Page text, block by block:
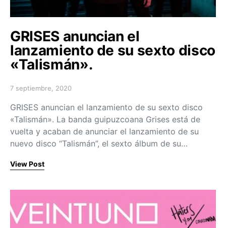
GRISES anuncian el
lanzamiento de su sexto disco
«Talismán».
Posted on
7 septiembre, 2020
GRISES anuncian el lanzamiento de su sexto disco
«Talismán». La banda guipuzcoana Grises está de
vuelta y acaban de anunciar el lanzamiento de su
nuevo disco “Talismán”, el sexto álbum de su…
View Post